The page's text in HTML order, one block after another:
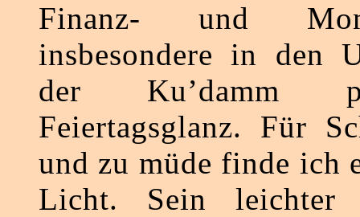
Finanz- und
insbesondere in den
der Ku’damm
Feiertagsglanz. Für
und zu müde finde ich
Licht. Sein leichter